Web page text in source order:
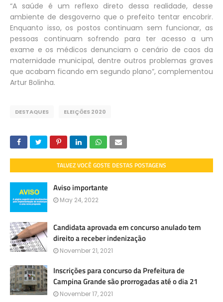
“A saúde é um reflexo direto dessa realidade, desse
ambiente de desgoverno que o prefeito tentar encobrir.
Enquanto isso, os postos continuam sem funcionar, as
pessoas continuam sofrendo para ter acesso a um
exame e os médicos denunciam o cenário de caos da
maternidade municipal, dentre outros problemas graves
que acabam ficando em segundo plano”, complementou
Artur Bolinha.
DESTAQUES ELEIÇÕES 2020
TALVEZ VOCÊ GOSTE DESTAS POSTAGENS
Aviso importante
May 24, 2022
Candidata aprovada em concurso anulado tem
direito a receber indenização
November 21, 2021
Inscrições para concurso da Prefeitura de
Campina Grande são prorrogadas até o dia 21
November 17, 2021